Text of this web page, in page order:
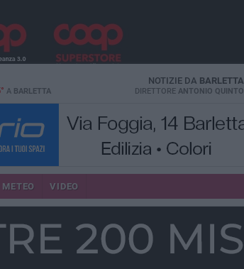
A BARLETTA
NOTIZIE DA BARLETTA
DIRETTORE ANTONIO QUINTO
METEO VIDEO